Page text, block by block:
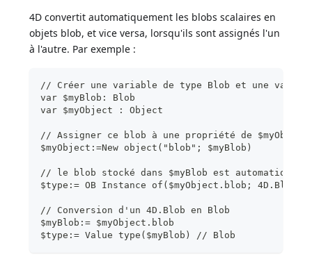
4D convertit automatiquement les blobs scalaires en
objets blob, et vice versa, lorsqu'ils sont assignés l'un
à l'autre. Par exemple :
// Créer une variable de type Blob et une
var $myBlob: Blob
var $myObject : Object
// Assigner ce blob à une propriété de $myObject
$myObject:=New object("blob"; $myBlob)
// le blob stocké dans $myBlob est
$type:= OB Instance of($myObject.blob; 4D.Blob)
// Conversion d'un 4D.Blob en Blob
$myBlob:= $myObject.blob
$type:= Value type($myBlob) // Blob